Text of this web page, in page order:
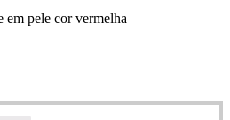
em pele cor vermelha